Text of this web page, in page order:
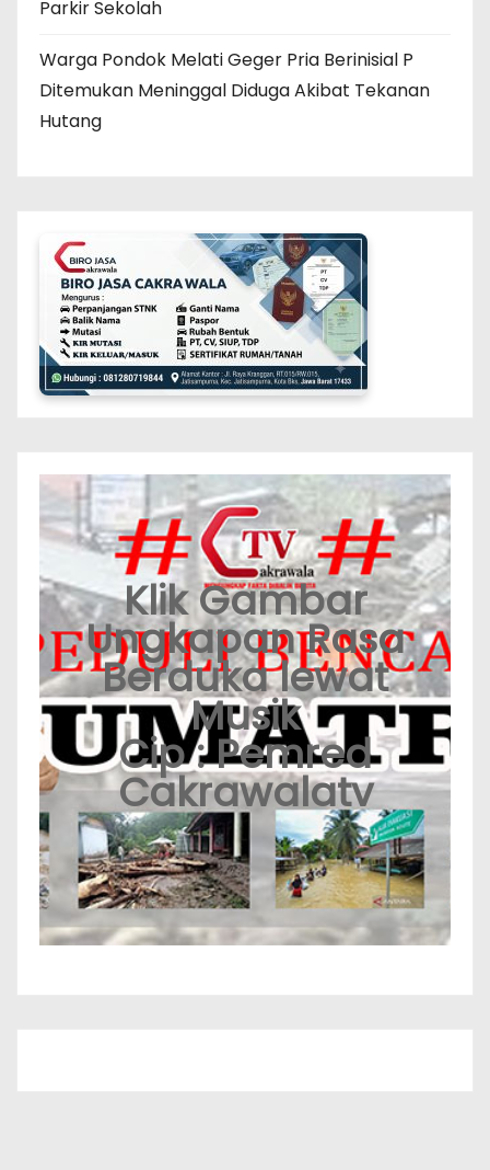
Parkir Sekolah
Warga Pondok Melati Geger Pria Berinisial P
Ditemukan Meninggal Diduga Akibat Tekanan
Hutang
Klik Gambar
Ungkapan Rasa
Berduka lewat
Musik
Cip : Pemred
Cakrawalatv